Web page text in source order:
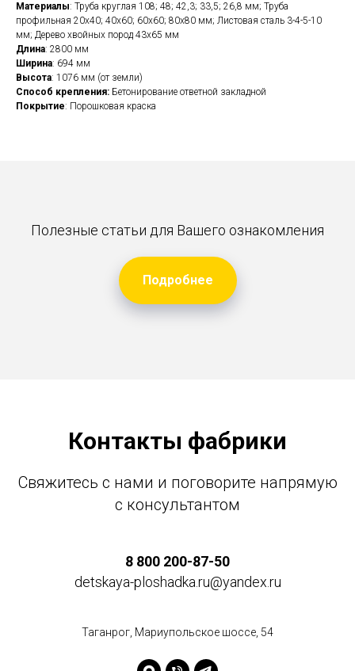
Материалы: Труба круглая 108; 48; 42,3; 33,5; 26,8 мм; Труба
профильная 20х40; 40х60; 60х60; 80х80 мм; Листовая сталь 3-4-5-10
мм; Дерево хвойных пород 43х65 мм
Длина: 2800 мм
Ширина: 694 мм
Высота: 1076 мм (от земли)
Способ крепления: Бетонирование ответной закладной
Покрытие: Порошковая краска
Полезные статьи для Вашего ознакомления
Подробнее
Контакты фабрики
Свяжитесь с нами и поговорите напрямую
с консультантом
8 800 200-87-50
detskaya-ploshadka.ru@yandex.ru
Таганрог, Мариупольское шоссе, 54